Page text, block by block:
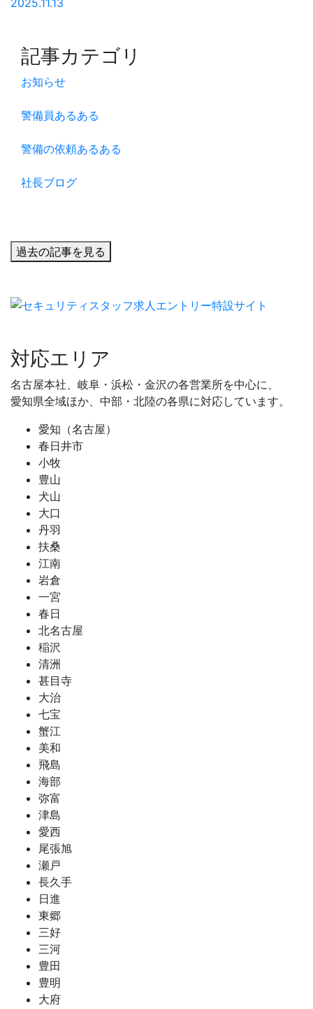
2025.11.13
記事カテゴリ
お知らせ
警備員あるある
警備の依頼あるある
社長ブログ
過去の記事を見る
対応エリア
名古屋本社、岐阜・浜松・金沢の各営業所を中心に、
愛知県全域ほか、中部・北陸の各県に対応しています。
愛知（名古屋）
春日井市
小牧
豊山
犬山
大口
丹羽
扶桑
江南
岩倉
一宮
春日
北名古屋
稲沢
清洲
甚目寺
大治
七宝
蟹江
美和
飛島
海部
弥富
津島
愛西
尾張旭
瀬戸
長久手
日進
東郷
三好
三河
豊田
豊明
大府